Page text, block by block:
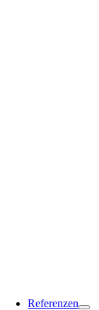
Referenzen